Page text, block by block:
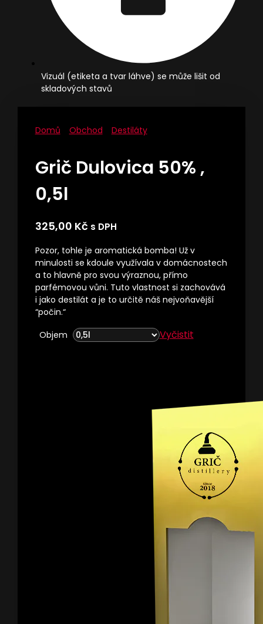
Vizuál (etiketa a tvar láhve) se může lišit od
skladových stavů
Domů Obchod Destiláty/ Grič Dulovica
Grič Dulovica 50% ,
0,5l
325,00 Kč s DPH
Pozor, tohle je aromatická bomba! Už v
minulosti se kdoule využívala v domácnostech
a to hlavně pro svou výraznou, přímo
parfémovou vůni. Tuto vlastnost si zachovává
i jako destilát a je to určitě náš nejvoňavější
“počin.“
Objem
Vyčistit